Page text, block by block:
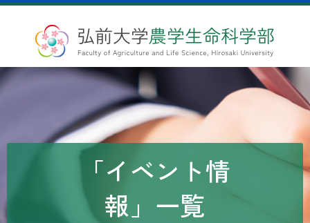
「イベント情
報」一覧